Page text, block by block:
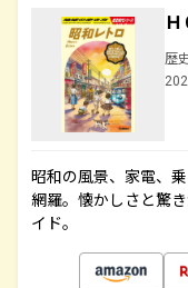
歴
昭和の風景、家電、
網羅。懐かしさと驚
イド。